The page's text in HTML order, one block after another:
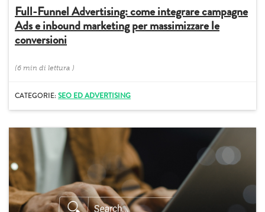
Full-Funnel Advertising: come integrare campagne
Ads e inbound marketing per massimizzare le
conversioni
(6 min di lettura )
CATEGORIE:SEO ED ADVERTISING